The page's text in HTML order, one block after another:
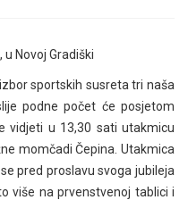
Novoj Gradiški
sportskih susreta tri naša
podne počet će posjetom
vidjeti u 13,30 sati utakmicu
momčadi Čepina. Utakmica
pred proslavu svoga jubileja
više na prvenstvenoj tablici i